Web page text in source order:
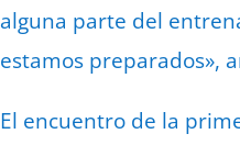
alguna parte del
estamos preparados»,
El encuentro de la